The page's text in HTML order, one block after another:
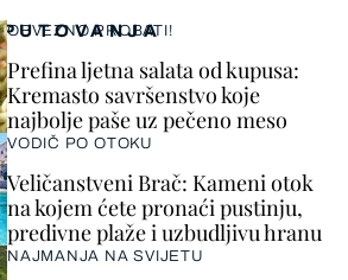
PUTOVANJA
OBVEZNO PROBATI!
Prefina ljetna salata od kupusa:
Kremasto savršenstvo koje
najbolje paše uz pečeno meso
VODIČ PO OTOKU
Veličanstveni Brač: Kameni otok
na kojem ćete pronaći pustinju,
predivne plaže i uzbudljivu hranu
NAJMANJA NA SVIJETU